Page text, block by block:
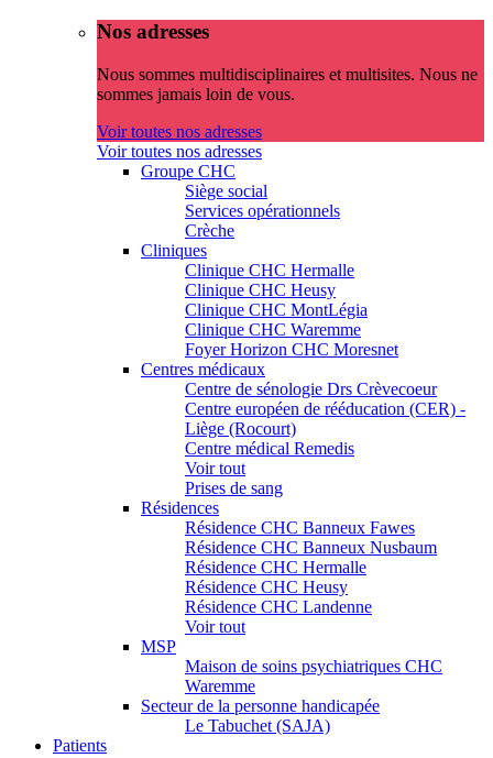
Nos adresses
Nous sommes multidisciplinaires et multisites. Nous ne
sommes jamais loin de vous.
Voir toutes nos adresses
Voir toutes nos adresses
Groupe CHC
Siège social
Services opérationnels
Crèche
Cliniques
Clinique CHC Hermalle
Clinique CHC Heusy
Clinique CHC MontLégia
Clinique CHC Waremme
Foyer Horizon CHC Moresnet
Centres médicaux
Centre de sénologie Drs Crèvecoeur
Centre européen de rééducation (CER) -
Liège (Rocourt)
Centre médical Remedis
Voir tout
Prises de sang
Résidences
Résidence CHC Banneux Fawes
Résidence CHC Banneux Nusbaum
Résidence CHC Hermalle
Résidence CHC Heusy
Résidence CHC Landenne
Voir tout
MSP
Maison de soins psychiatriques CHC
Waremme
Secteur de la personne handicapée
Le Tabuchet (SAJA)
Patients